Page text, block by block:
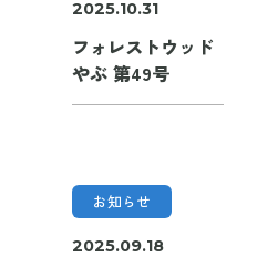
2025.10.31
フォレストウッド
やぶ 第49号
お知らせ
2025.09.18